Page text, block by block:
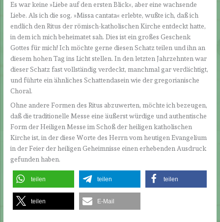
Es war keine »Liebe auf den ersten Blick«, aber eine wachsende
Liebe. Als ich die sog. »Missa cantata« erlebte, wußte ich, daß ich
endlich den Ritus der römisch-katholischen Kirche entdeckt hatte,
in dem ich mich beheimatet sah. Dies ist ein großes Geschenk
Gottes für mich! Ich möchte gerne diesen Schatz teilen und ihn an
diesem hohen Tag ins Licht stellen. In den letzten Jahrzehnten war
dieser Schatz fast vollständig verdeckt, manchmal gar verdächtigt,
und führte ein ähnliches Schattendasein wie der gregorianische
Choral.
Ohne andere Formen des Ritus abzuwerten, möchte ich bezeugen,
daß die traditionelle Messe eine äußerst würdige und authentische
Form der Heiligen Messe im Schoß der heiligen katholischen
Kirche ist, in der diese Worte des Herrn vom heutigen Evangelium
in der Feier der heiligen Geheimnisse einen erhebenden Ausdruck
gefunden haben.
teilen teilen teilen
teilen E-Mail